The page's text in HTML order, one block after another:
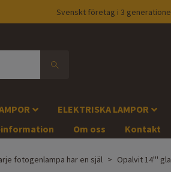
Svenskt företag i 3
ELEKTRISKA LAMPOR
Om oss Kontakt
fotogenlampa har en själ Opalvit 14'''